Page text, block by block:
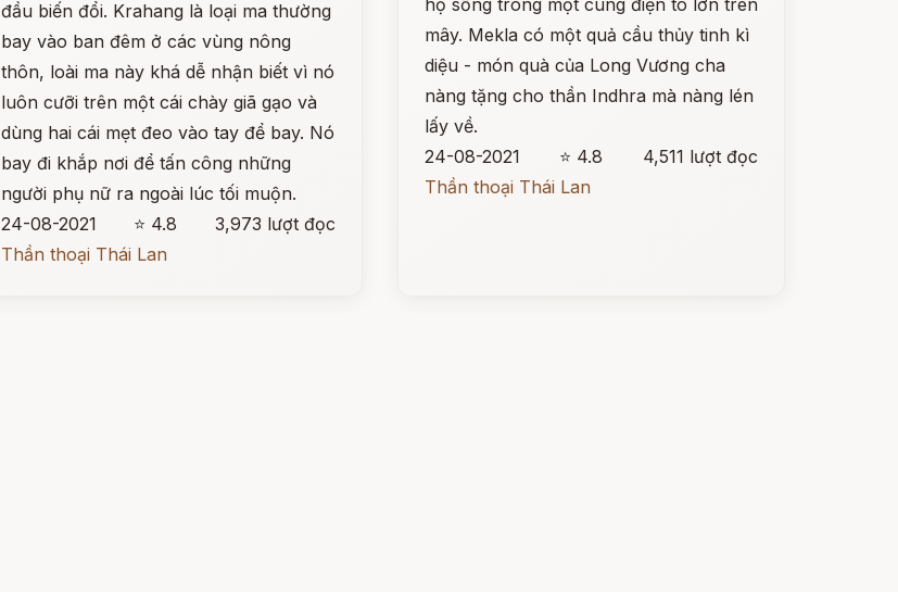
đầu biến đổi. Krahang là loại ma thường
bay vào ban đêm ở các vùng nông
thôn, loài ma này khá dễ nhận biết vì nó
luôn cưỡi trên một cái chày giã gạo và
dùng hai cái mẹt đeo vào tay để bay. Nó
bay đi khắp nơi để tấn công những
người phụ nữ ra ngoài lúc tối muộn.
24-08-2021
⭐ 4.8
3,973 lượt đọc
Thần thoại Thái Lan
họ sống trong một cung điện to lớn trên
mây. Mekla có một quả cầu thủy tinh kì
diệu - món quà của Long Vương cha
nàng tặng cho thần Indhra mà nàng lén
lấy về.
24-08-2021
⭐ 4.8
4,511 lượt đọc
Thần thoại Thái Lan